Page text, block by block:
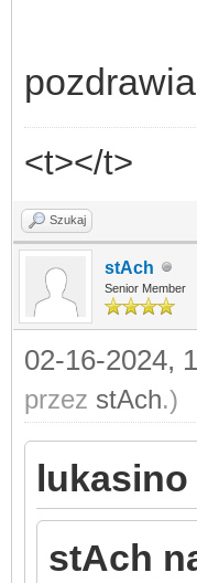
<t></t>
Szukaj
stAch
Senior Member
02-16-2024,
przez stAch.)
lukasino
stAch